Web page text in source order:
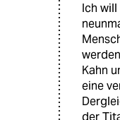
Ich will
Kahn
eine
der